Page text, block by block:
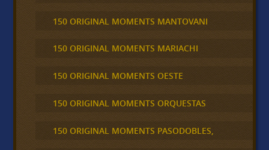
150 ORIGINAL MOMENTS MANTOVANI
150 ORIGINAL MOMENTS MARIACHI
150 ORIGINAL MOMENTS OESTE
150 ORIGINAL MOMENTS ORQUESTAS
150 ORIGINAL MOMENTS PASODOBLES,